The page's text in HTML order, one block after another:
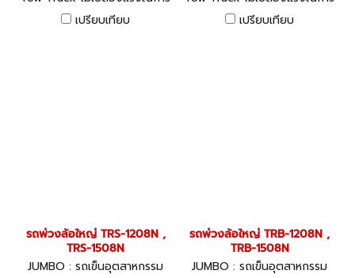
ขนย้ายรับน้ำหนักได้เต็มพิกัด
เปรียบเทียบ
ขนย้ายรับน้ำหนักได้เต็มพิกัด
เปรียบเทียบ
รถพ่วงล้อใหญ่ TRS-1208N ,
TRS-1508N
JUMBO : รถเข็นอุตสาหกรรม
รถพ่วงล้อใหญ่ TRB-1208N ,
TRB-1508N
JUMBO : รถเข็นอุตสาหกรรม